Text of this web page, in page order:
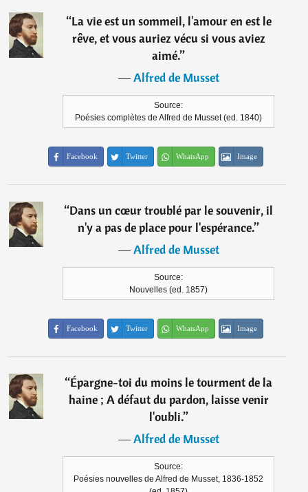
“La vie est un sommeil, l'amour en est le
rêve, et vous auriez vécu si vous aviez
aimé.”
―Alfred de Musset
Source:
Poésies complètes de Alfred de Musset (ed. 1840)
Facebook Twitter WhatsApp Image
“Dans un cœur troublé par le souvenir, il
n'y a pas de place pour l'espérance.”
―Alfred de Musset
Source:
Nouvelles (ed. 1857)
Facebook Twitter WhatsApp Image
“Épargne-toi du moins le tourment de la
haine ; A défaut du pardon, laisse venir
l'oubli.”
―Alfred de Musset
Source:
Poésies nouvelles de Alfred de Musset, 1836-1852